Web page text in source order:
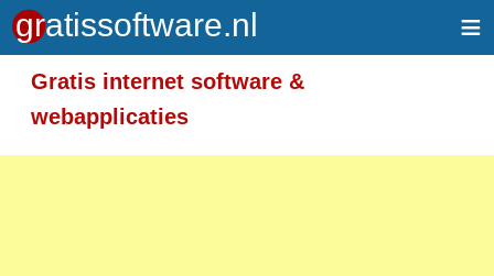
≡
Gratis internet software &
webapplicaties